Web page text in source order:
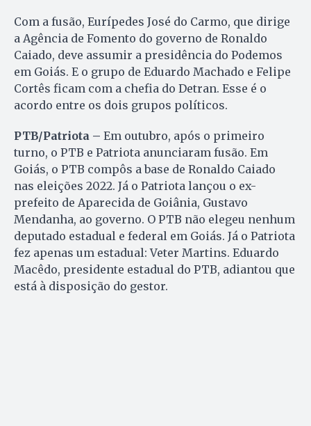
Com a fusão, Eurípedes José do Carmo, que dirige
a Agência de Fomento do governo de Ronaldo
Caiado, deve assumir a presidência do Podemos
em Goiás. E o grupo de Eduardo Machado e Felipe
Cortês ficam com a chefia do Detran. Esse é o
acordo entre os dois grupos políticos.
PTB/Patriota – Em outubro, após o primeiro
turno, o PTB e Patriota anunciaram fusão. Em
Goiás, o PTB compôs a base de Ronaldo Caiado
nas eleições 2022. Já o Patriota lançou o ex-
prefeito de Aparecida de Goiânia, Gustavo
Mendanha, ao governo. O PTB não elegeu nenhum
deputado estadual e federal em Goiás. Já o Patriota
fez apenas um estadual: Veter Martins. Eduardo
Macêdo, presidente estadual do PTB, adiantou que
está à disposição do gestor.